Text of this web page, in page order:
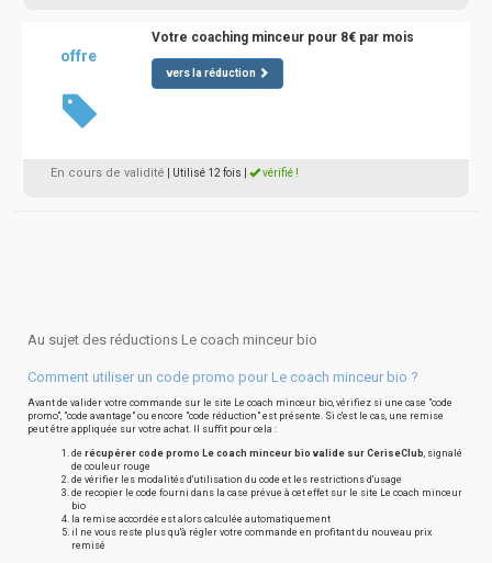
offre
Votre coaching minceur pour 8€ par mois
vers la réduction
En cours de validité | Utilisé 12 fois vérifié !
Au sujet des réductions Le coach minceur bio
Comment utiliser un code promo pour Le coach minceur bio ?
Avant de valider votre commande sur le site Le coach minceur bio, vérifiez si une case "code
promo", "code avantage" ou encore "code réduction" est présente. Si c'est le cas, une remise
peut être appliquée sur votre achat. Il suffit pour cela :
de récupérer code promo Le coach minceur bio valide sur CeriseClub, signalé
de couleur rouge
de vérifier les modalités d'utilisation du code et les restrictions d'usage
de recopier le code fourni dans la case prévue à cet effet sur le site Le coach minceur
bio
la remise accordée est alors calculée automatiquement
il ne vous reste plus qu'à régler votre commande en profitant du nouveau prix
remisé